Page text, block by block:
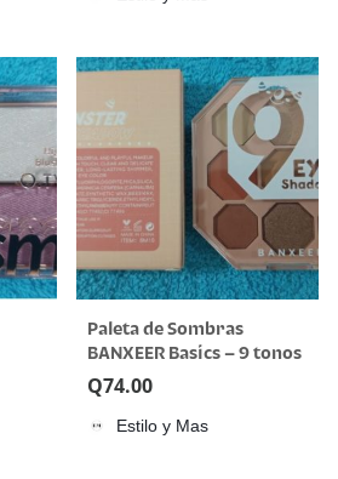
Paleta de Sombras
BANXEER Basics – 9 tonos
esenciales
Q74.00
Estilo y Mas